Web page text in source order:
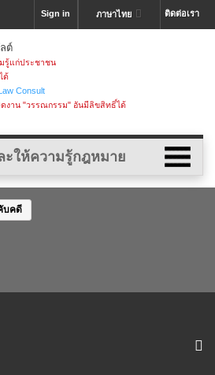
ติดต่อเรา
ภาษาไทย
Sign in
รู้แก่ประชาชน
ด้
Consult
งาน "วรรณกรรม" อันมีลิขสิทธิ์ได้
ะให้ความรู้กฎหมาย
บคดี